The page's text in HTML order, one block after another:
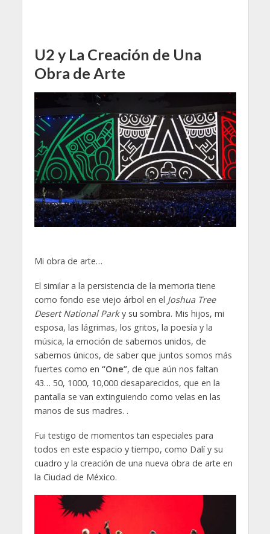
U2 y La Creación de Una
Obra de Arte
Mi obra de arte…
El similar a la persistencia de la memoria tiene
como fondo ese viejo árbol en el Joshua Tree
Desert National Parky su sombra. Mis hijos, mi
esposa, las lágrimas, los gritos, la poesía y la
música, la emoción de sabernos unidos, de
sabernos únicos, de saber que juntos somos más
fuertes como en “One”, de que aún nos faltan
43… 50, 1000, 10,000 desaparecidos, que en la
pantalla se van extinguiendo como velas en las
manos de sus madres. .
Fui testigo de momentos tan especiales para
todos en este espacio y tiempo, como Dalí y su
cuadro y la creación de una nueva obra de arte en
la Ciudad de México.